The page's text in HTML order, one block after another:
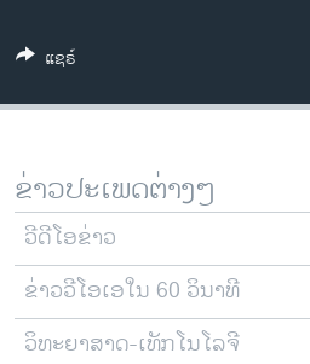
ທຸລະກິດ
ພາສາອັງກິດ
ສຽງ
ລາຍການກະຈາຍສຽງ
ລາຍງານ
ຕິດຕາມພວກເຮົາ ທີ່
ແຊຣ໌
ຂ່າວປະເພດຕ່າງໆ
ວີດີໂອຂ່າວ
ຂ່າວວີໂອເອໃນ 60 ວິນາທີ
ວິທະຍາສາດ-ເທັກໂນໂລຈີ